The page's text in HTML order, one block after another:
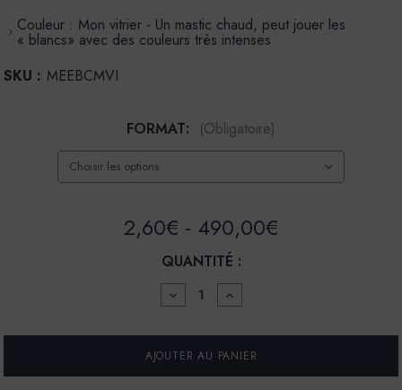
Couleur : Mon vitrier - Un mastic chaud, peut jouer les
« blancs» avec des couleurs très intenses
SKU : MEEBCMVI
FORMAT: (Obligatoire)
2,60€ - 490,00€
QUANTITÉ :
DIMINUER
LA
POUR
ENDUIT
COLORÉ
AUGMENTER
LA
POUR
ENDUIT
COLORÉ